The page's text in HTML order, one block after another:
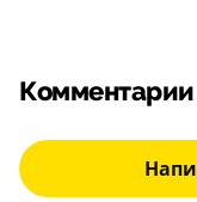
Комментарии